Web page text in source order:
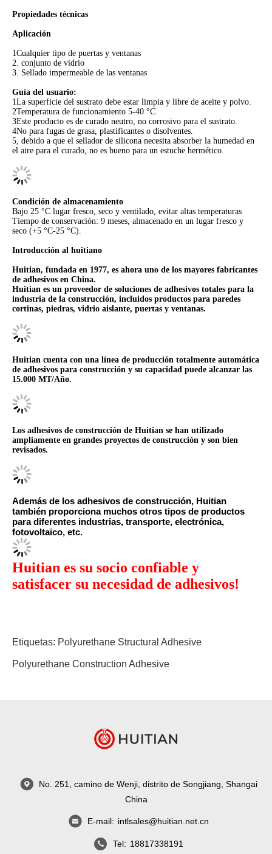
Propiedades técnicas
Aplicación
1Cualquier tipo de puertas y ventanas
2. conjunto de vidrio
3. Sellado impermeable de las ventanas
Guía del usuario:
1La superficie del sustrato debe estar limpia y libre de aceite y polvo.
2Temperatura de funcionamiento 5-40 °C
3Este producto es de curado neutro, no corrosivo para el sustrato.
4No para fugas de grasa, plastificantes o disolventes.
5, debido a que el sellador de silicona necesita absorber la humedad en
el aire para el curado, no es bueno para un estuche hermético.
Condición de almacenamiento
Bajo 25 °C lugar fresco, seco y ventilado, evitar altas temperaturas
Tiempo de conservación: 9 meses, almacenado en un lugar fresco y
seco (+5 °C-25 °C).
Introducción al huitiano
Huitian, fundada en 1977, es ahora uno de los mayores fabricantes
de adhesivos en China.
Huitian es un proveedor de soluciones de adhesivos totales para la
industria de la construcción, incluidos productos para paredes
cortinas, piedras, vidrio aislante, puertas y ventanas.
Huitian cuenta con una línea de producción totalmente automática
de adhesivos para construcción y su capacidad puede alcanzar las
15.000 MT/Año.
Los adhesivos de construcción de Huitian se han utilizado
ampliamente en grandes proyectos de construcción y son bien
revisados.
Además de los adhesivos de construcción, Huitian
también proporciona muchos otros tipos de productos
para diferentes industrias, transporte, electrónica,
fotovoltaico, etc.
Huitian es su socio confiable y
satisfacer su necesidad de adhesivos!
Etiquetas: Polyurethane Structural Adhesive
Polyurethane Construction Adhesive
No. 251, camino de Wenji, distrito de Songjiang, Shangai
China
E-mail: intlsales@huitian.net.cn
Tel: 18817338191